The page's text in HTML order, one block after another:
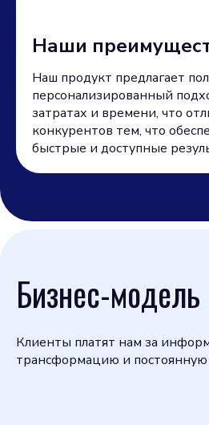
Наши
Наш продукт предлагает
персонализированный
затратах и времени, что
конкурентов тем, что
быстрые и доступные
Бизнес-модель
Клиенты платят нам за
трансформацию и